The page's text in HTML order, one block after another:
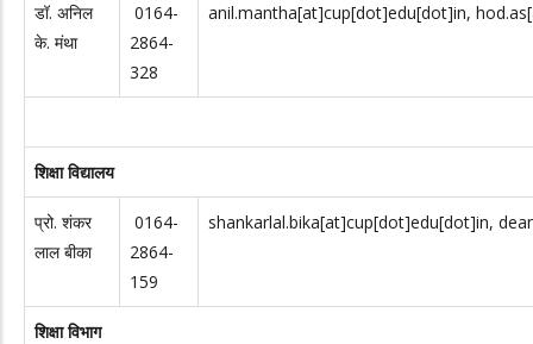
डॉ. अनिल
के. मंथा
0164-
2864-
328
anil.mantha[at]cup[dot]edu[dot]in,
शिक्षा विद्यालय
प्रो. शंकर
लाल बीका
0164-
2864-
159
shankarlal.bika[at]cup[dot]edu[dot]in,
शिक्षा विभाग